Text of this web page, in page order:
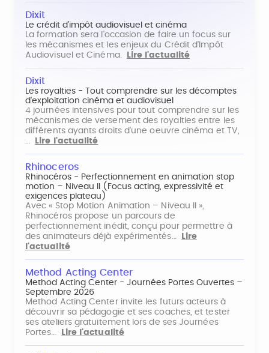
Dixit
Le crédit d'impôt audiovisuel et cinéma
La formation sera l'occasion de faire un focus sur
les mécanismes et les enjeux du Crédit d'Impôt
Audiovisuel et Cinéma.
Lire l'actualité
Dixit
Les royalties - Tout comprendre sur les décomptes
d'exploitation cinéma et audiovisuel
4 journées intensives pour tout comprendre sur les
mécanismes de versement des royalties entre les
différents ayants droits d'une oeuvre cinéma et TV,
…
Lire l'actualité
Rhinoceros
Rhinocéros - Perfectionnement en animation stop
motion – Niveau II (Focus acting, expressivité et
exigences plateau)
Avec « Stop Motion Animation – Niveau II »,
Rhinocéros propose un parcours de
perfectionnement inédit, conçu pour permettre à
des animateurs déjà expérimentés…
Lire
l'actualité
Method Acting Center
Method Acting Center - Journées Portes Ouvertes –
Septembre 2026
Method Acting Center invite les futurs acteurs à
découvrir sa pédagogie et ses coaches, et tester
ses ateliers gratuitement lors de ses Journées
Portes…
Lire l'actualité